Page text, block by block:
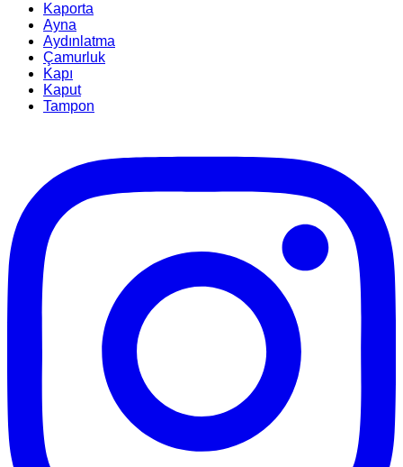
Kaporta
Ayna
Aydınlatma
Çamurluk
Kapı
Kaput
Tampon